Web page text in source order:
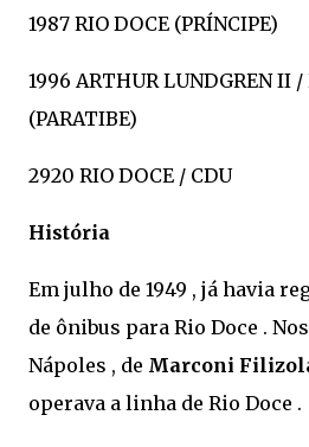
1987 RIO DOCE (PRÍNCIPE)
1996 ARTHUR LUNDGREN II /
(PARATIBE)
2920 RIO DOCE / CDU
História
Em julho de 1949 , já havia
de ônibus para Rio Doce .
Nápoles , de Marconi
operava a linha de Rio Doce .